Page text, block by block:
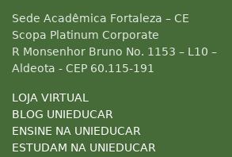
Sede Acadêmica Fortaleza – CE
Scopa Platinum Corporate
R Monsenhor Bruno No. 1153 – L10 –
Aldeota - CEP 60.115-191
LOJA VIRTUAL
BLOG UNIEDUCAR
ENSINE NA UNIEDUCAR
ESTUDAM NA UNIEDUCAR